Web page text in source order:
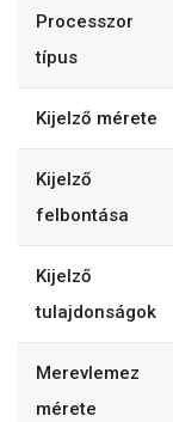
Processzor
típus
Kijelző mérete
Kijelző
felbontása
Kijelző
tulajdonságok
Merevlemez
mérete